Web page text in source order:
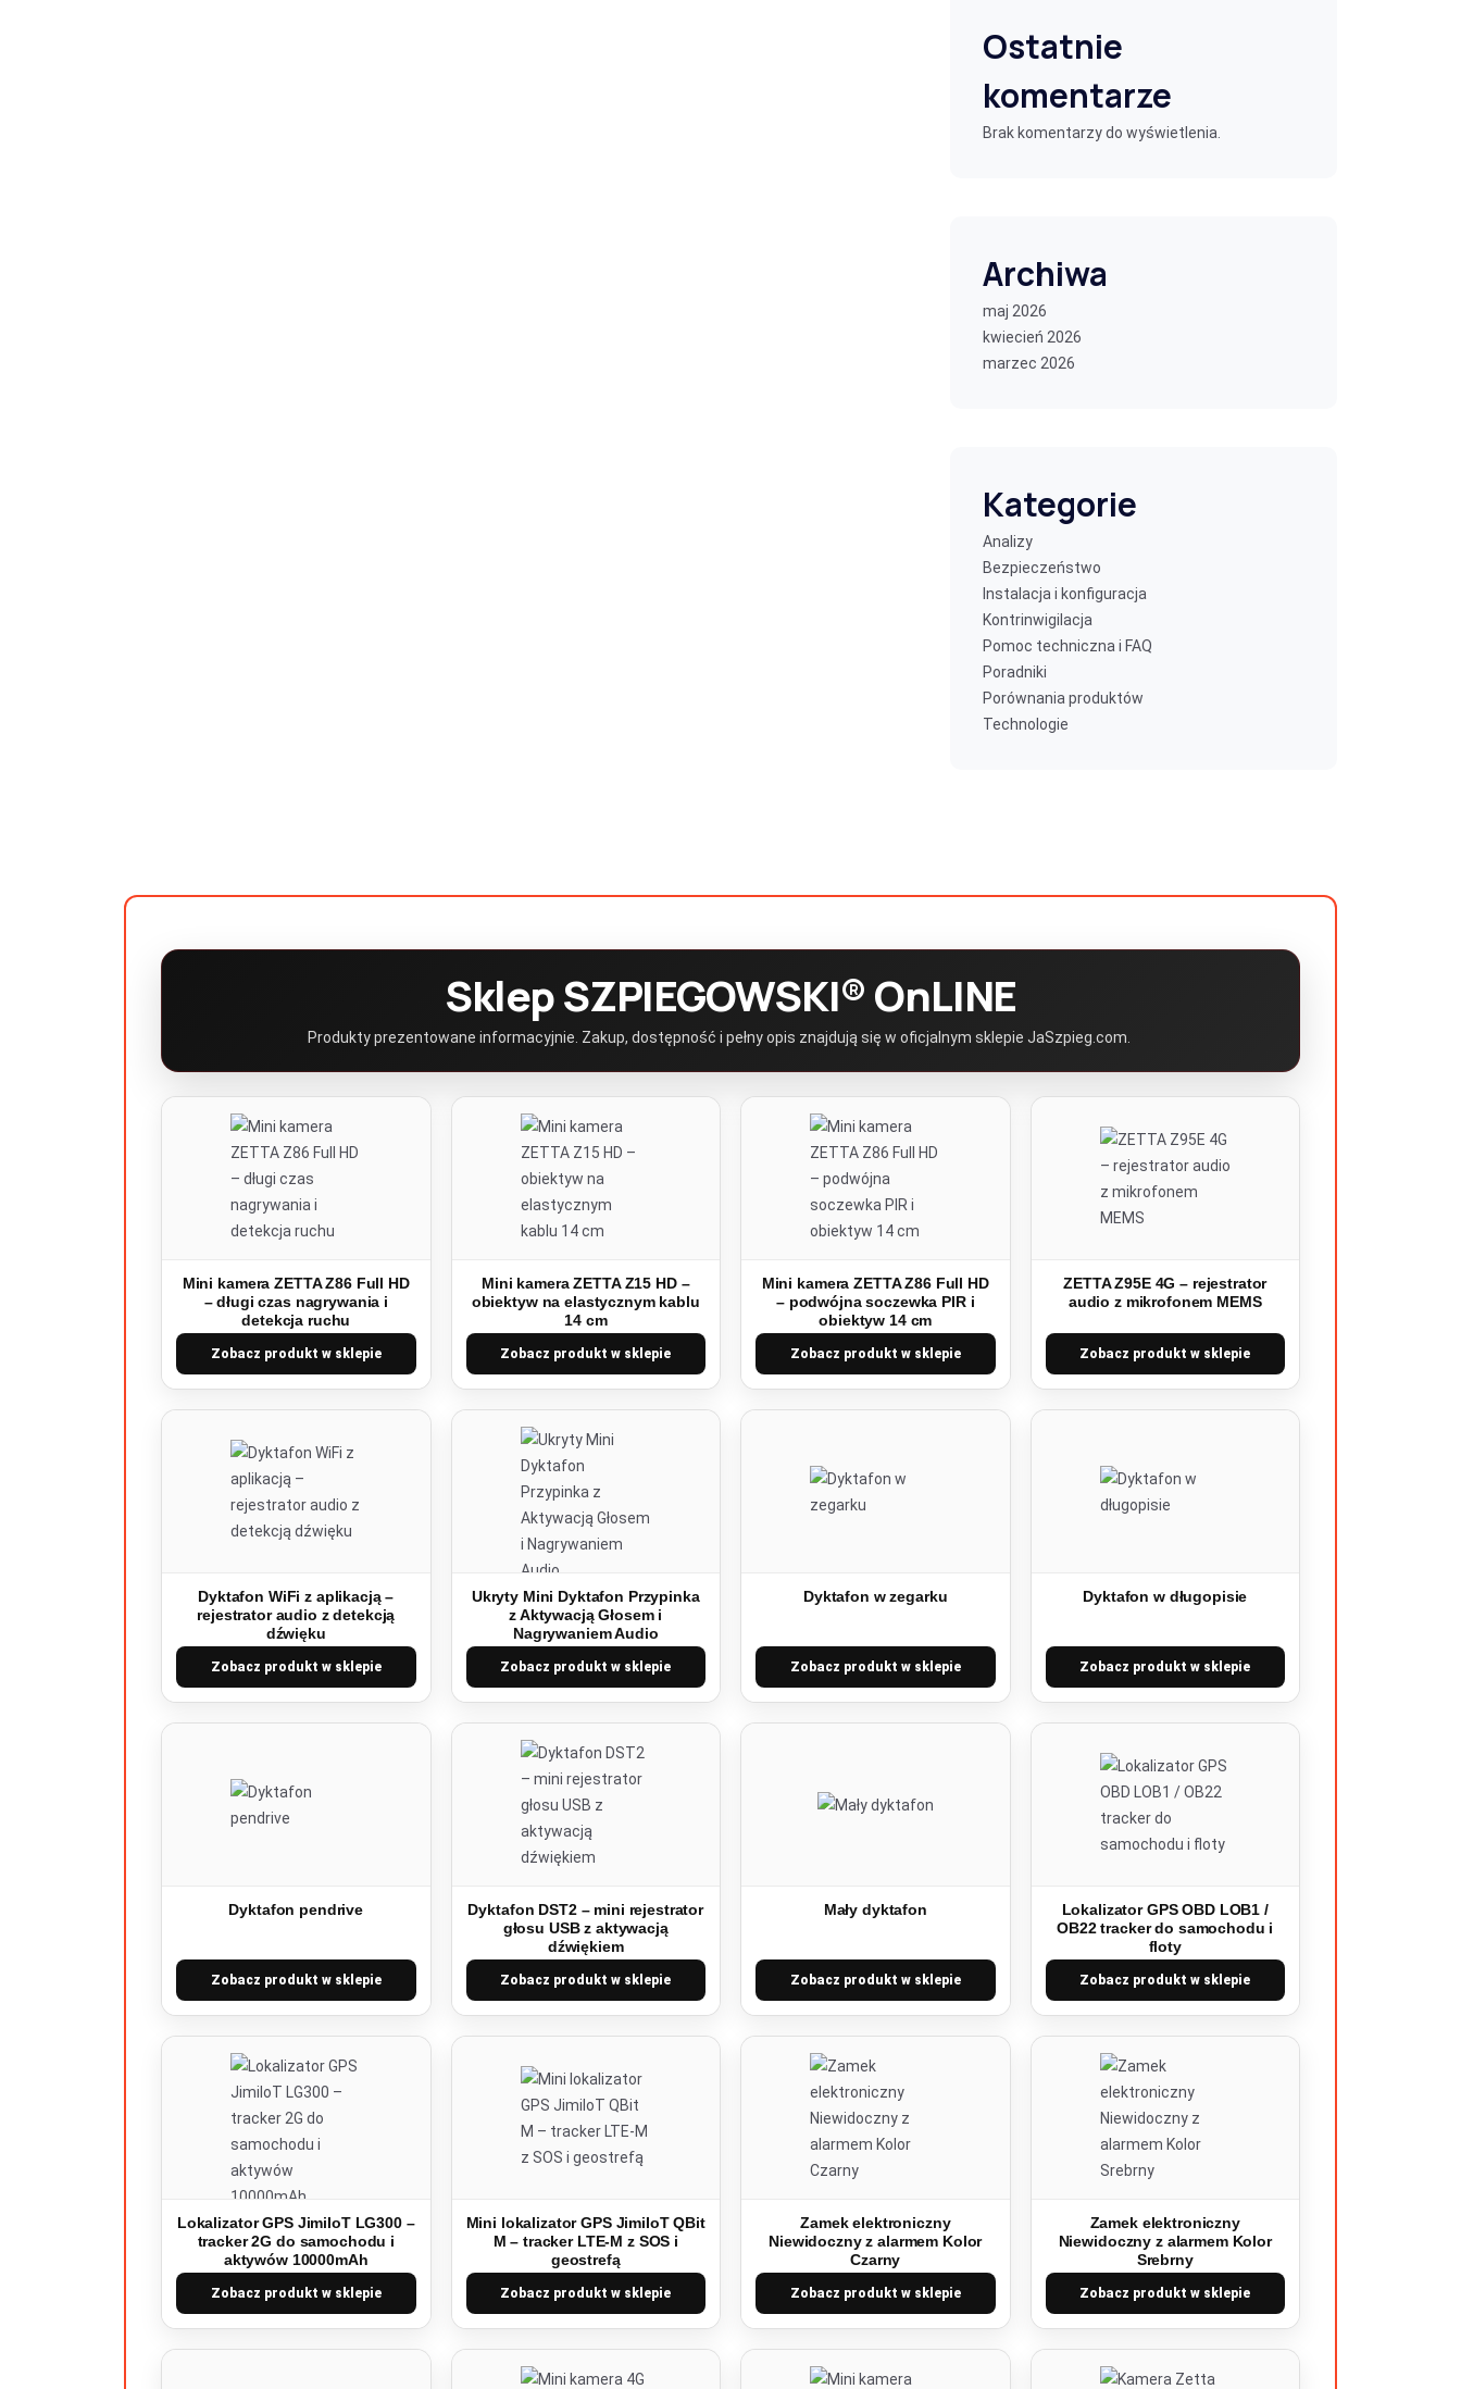
Ostatnie
komentarze
Brak komentarzy do wyświetlenia.
Archiwa
maj 2026
kwiecień 2026
marzec 2026
Kategorie
Analizy
Bezpieczeństwo
Instalacja i konfiguracja
Kontrinwigilacja
Pomoc techniczna i FAQ
Poradniki
Porównania produktów
Technologie
Sklep SZPIEGOWSKI® OnLINE
Produkty prezentowane informacyjnie. Zakup, dostępność i pełny opis znajdują się w oficjalnym sklepie JaSzpieg.com.
Mini kamera ZETTA Z86 Full HD
– długi czas nagrywania i
detekcja ruchu
Zobacz produkt w sklepie
Mini kamera ZETTA Z15 HD –
obiektyw na elastycznym kablu
14 cm
Zobacz produkt w sklepie
Mini kamera ZETTA Z86 Full HD
– podwójna soczewka PIR i
obiektyw 14 cm
Zobacz produkt w sklepie
ZETTA Z95E 4G – rejestrator
audio z mikrofonem MEMS
Zobacz produkt w sklepie
Dyktafon WiFi z aplikacją –
rejestrator audio z detekcją
dźwięku
Zobacz produkt w sklepie
Ukryty Mini Dyktafon Przypinka
z Aktywacją Głosem i
Nagrywaniem Audio
Zobacz produkt w sklepie
Dyktafon w zegarku
Zobacz produkt w sklepie
Dyktafon w długopisie
Zobacz produkt w sklepie
Dyktafon pendrive
Zobacz produkt w sklepie
Dyktafon DST2 – mini rejestrator
głosu USB z aktywacją
dźwiękiem
Zobacz produkt w sklepie
Mały dyktafon
Zobacz produkt w sklepie
Lokalizator GPS OBD LOB1 /
OB22 tracker do samochodu i
floty
Zobacz produkt w sklepie
Lokalizator GPS JimiIoT LG300 –
tracker 2G do samochodu i
aktywów 10000mAh
Zobacz produkt w sklepie
Mini lokalizator GPS JimiIoT QBit
M – tracker LTE-M z SOS i
geostrefą
Zobacz produkt w sklepie
Zamek elektroniczny
Niewidoczny z alarmem Kolor
Czarny
Zobacz produkt w sklepie
Zamek elektroniczny
Niewidoczny z alarmem Kolor
Srebrny
Zobacz produkt w sklepie